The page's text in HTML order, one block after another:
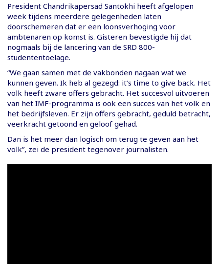
President Chandrikapersad Santokhi heeft afgelopen
week tijdens meerdere gelegenheden laten
doorschemeren dat er een loonsverhoging voor
ambtenaren op komst is. Gisteren bevestigde hij dat
nogmaals bij de lancering van de SRD 800-
studententoelage.
“We gaan samen met de vakbonden nagaan wat we
kunnen geven. Ik heb al gezegd: it’s time to give back. Het
volk heeft zware offers gebracht. Het succesvol uitvoeren
van het IMF-programma is ook een succes van het volk en
het bedrijfsleven. Er zijn offers gebracht, geduld betracht,
veerkracht getoond en geloof gehad.
Dan is het meer dan logisch om terug te geven aan het
volk”, zei de president tegenover journalisten.